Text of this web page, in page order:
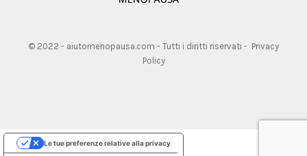
© 2022 - aiutomenopausa.com - Tutti i diritti riservati - Privacy
Policy
Le tue preferenze relative alla privacy